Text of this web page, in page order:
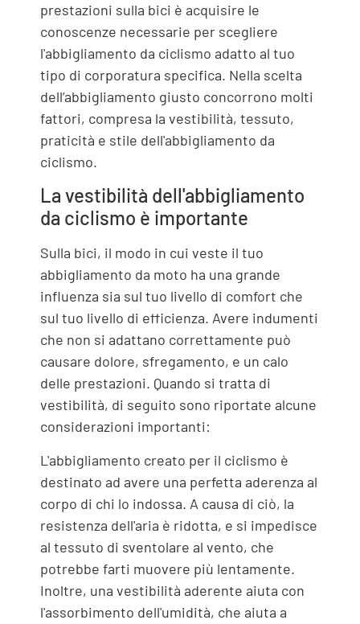
prestazioni sulla bici è acquisire le
conoscenze necessarie per scegliere
l'abbigliamento da ciclismo adatto al tuo
tipo di corporatura specifica. Nella scelta
dell’abbigliamento giusto concorrono molti
fattori, compresa la vestibilità, tessuto,
praticità e stile dell'abbigliamento da
ciclismo.
La vestibilità dell'abbigliamento
da ciclismo è importante
Sulla bici, il modo in cui veste il tuo
abbigliamento da moto ha una grande
influenza sia sul tuo livello di comfort che
sul tuo livello di efficienza. Avere indumenti
che non si adattano correttamente può
causare dolore, sfregamento, e un calo
delle prestazioni. Quando si tratta di
vestibilità, di seguito sono riportate alcune
considerazioni importanti:
L'abbigliamento creato per il ciclismo è
destinato ad avere una perfetta aderenza al
corpo di chi lo indossa. A causa di ciò, la
resistenza dell'aria è ridotta, e si impedisce
al tessuto di sventolare al vento, che
potrebbe farti muovere più lentamente.
Inoltre, una vestibilità aderente aiuta con
l'assorbimento dell'umidità, che aiuta a